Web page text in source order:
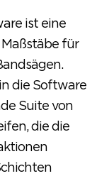
ist eine
für
die Software
Suite von
die die